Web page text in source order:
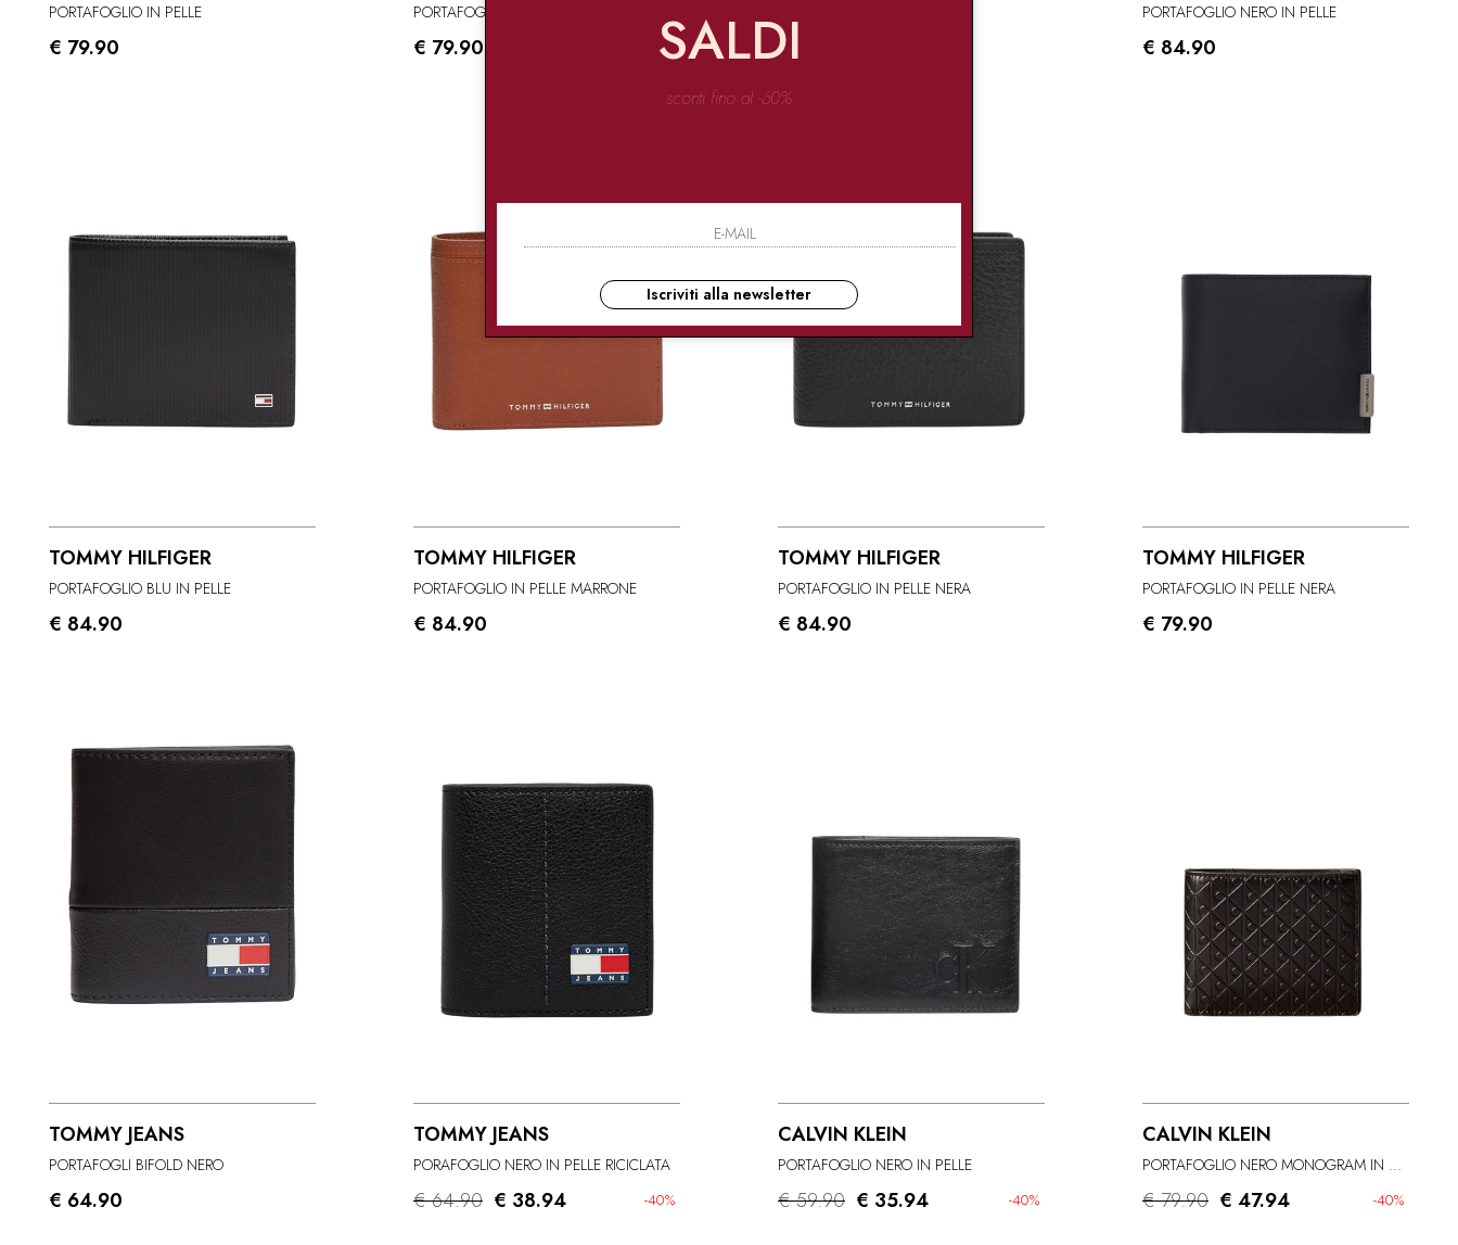
PORTAFOGLIO IN PELLE
€ 79.90 € 79.90 € 79.90
PORTAFOGLIO NERO IN PELLE
€ 84.90
TOMMY HILFIGER
PORTAFOGLIO BLU IN PELLE
€ 84.90
TOMMY HILFIGER
PORTAFOGLIO IN PELLE MARRONE
€ 84.90
TOMMY HILFIGER
PORTAFOGLIO IN PELLE NERA
€ 84.90
TOMMY HILFIGER
PORTAFOGLIO IN PELLE NERA
€ 79.90
TOMMY JEANS
PORTAFOGLI BIFOLD NERO
€ 64.90
TOMMY JEANS
PORAFOGLIO NERO IN PELLE RICICLATA
€ 64.90 -40%
€ 38.94
CALVIN KLEIN
PORTAFOGLIO NERO IN PELLE
€ 59.90 -40%
€ 35.94
CALVIN KLEIN
PORTAFOGLIO NERO MONOGRAM IN PELLE
€ 79.90 -40%
€ 47.94
SALDI
sconti fino al -60%
Iscriviti alla newsletter